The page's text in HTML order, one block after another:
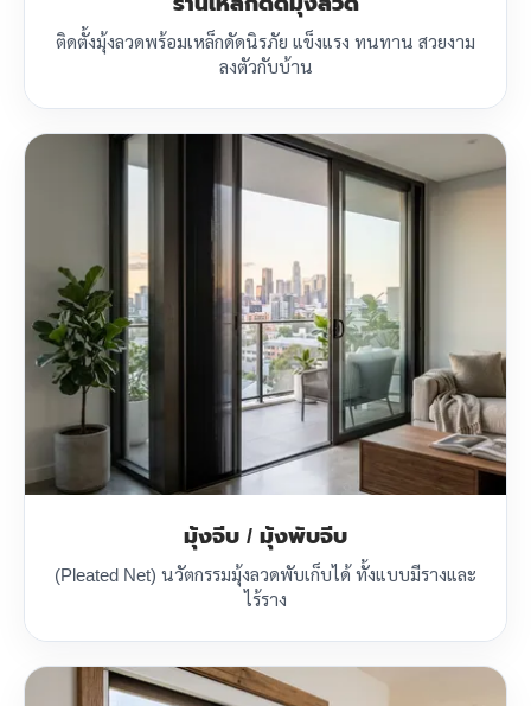
ติดตั้งมุ้งลวดพร้อมเหล็กดัดนิรภัย แข็งแรง ทนทาน สวยงาม
ลงตัวกับบ้าน
มุ้งจีบ / มุ้งพับจีบ
(Pleated Net) นวัตกรรมมุ้งลวดพับเก็บได้ ทั้งแบบมีรางและ
ไร้ราง